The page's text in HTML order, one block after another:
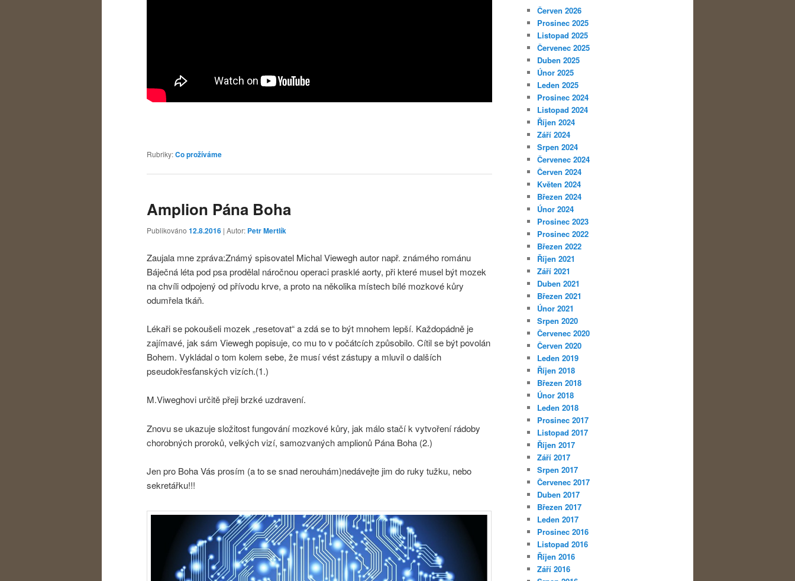
Rubriky:Co prožíváme
Amplion Pána Boha
Publikováno 12.8.2016 | Autor: Petr Mertlík
Zaujala mne zpráva:Známý spisovatel Michal Viewegh autor např. známého románu
Báječná léta pod psa prodělal náročnou operaci prasklé aorty, při které musel být mozek
na chvíli odpojený od přívodu krve, a proto na několika místech bílé mozkové kůry
odumřela tkáň.
Lékaři se pokoušeli mozek „resetovat“ a zdá se to být mnohem lepší. Každopádně je
zajímavé, jak sám Viewegh popisuje, co mu to v počátcích způsobilo. Cítil se být povolán
Bohem. Vykládal o tom kolem sebe, že musí vést zástupy a mluvil o dalších
pseudokřesťanských vizích.(1.)
M.Viweghovi určitě přeji brzké uzdravení.
Znovu se ukazuje složitost fungování mozkové kůry, jak málo stačí k vytvoření rádoby
chorobných proroků, velkých vizí, samozvaných amplionů Pána Boha (2.)
Jen pro Boha Vás prosím (a to se snad nerouhám)nedávejte jim do ruky tužku, nebo
sekretářku!!!
Červen 2026
Prosinec 2025
Listopad 2025
Červenec 2025
Duben 2025
Únor 2025
Leden 2025
Prosinec 2024
Listopad 2024
Říjen 2024
Září 2024
Srpen 2024
Červenec 2024
Červen 2024
Květen 2024
Březen 2024
Únor 2024
Prosinec 2023
Prosinec 2022
Březen 2022
Říjen 2021
Září 2021
Duben 2021
Březen 2021
Únor 2021
Srpen 2020
Červenec 2020
Červen 2020
Leden 2019
Říjen 2018
Březen 2018
Únor 2018
Leden 2018
Prosinec 2017
Listopad 2017
Říjen 2017
Září 2017
Srpen 2017
Červenec 2017
Duben 2017
Březen 2017
Leden 2017
Prosinec 2016
Listopad 2016
Říjen 2016
Září 2016